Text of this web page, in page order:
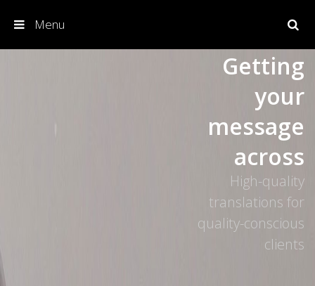
Menu
Getting
your
message
across
High-quality
translations for
quality-conscious
clients